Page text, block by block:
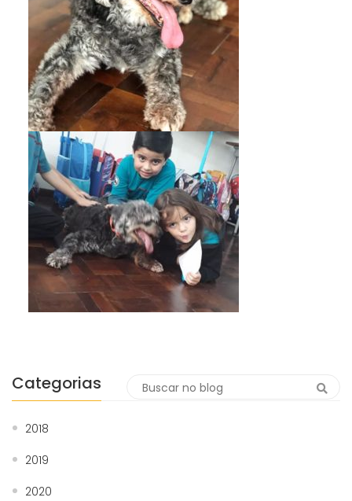
Categorias
2018
2019
2020